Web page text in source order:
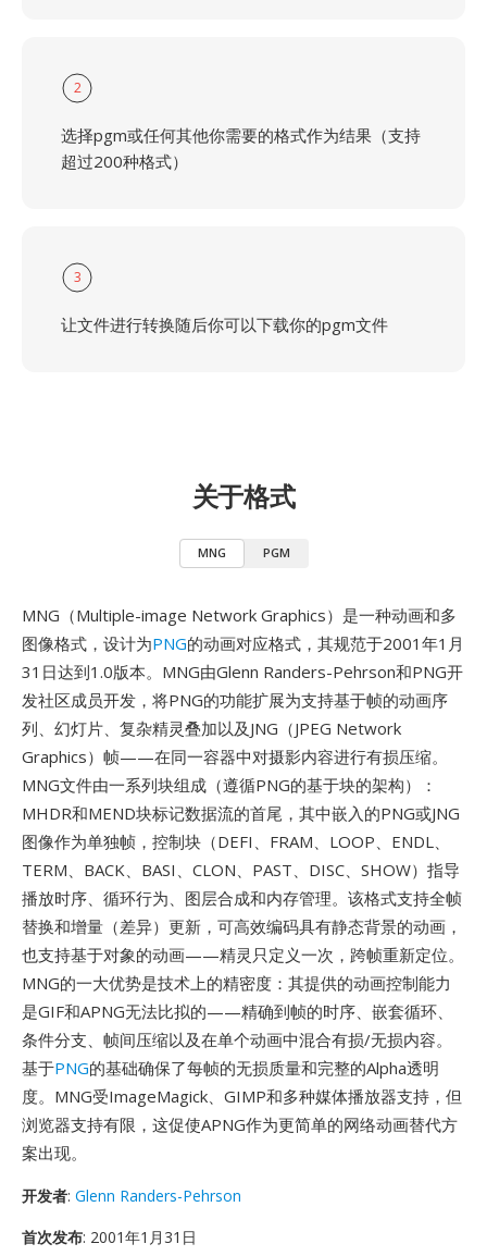
2
选择pgm或任何其他你需要的格式作为结果（支持
超过200种格式）
3
让文件进行转换随后你可以下载你的pgm文件
关于格式
MNG PGM
MNG（Multiple-image Network Graphics）是一种动画和多
图像格式，设计为PNG的动画对应格式，其规范于2001年1月
31日达到1.0版本。MNG由Glenn Randers-Pehrson和PNG开
发社区成员开发，将PNG的功能扩展为支持基于帧的动画序
列、幻灯片、复杂精灵叠加以及JNG（JPEG Network
Graphics）帧——在同一容器中对摄影内容进行有损压缩。
MNG文件由一系列块组成（遵循PNG的基于块的架构）：
MHDR和MEND块标记数据流的首尾，其中嵌入的PNG或JNG
图像作为单独帧，控制块（DEFI、FRAM、LOOP、ENDL、
TERM、BACK、BASI、CLON、PAST、DISC、SHOW）指导
播放时序、循环行为、图层合成和内存管理。该格式支持全帧
替换和增量（差异）更新，可高效编码具有静态背景的动画，
也支持基于对象的动画——精灵只定义一次，跨帧重新定位。
MNG的一大优势是技术上的精密度：其提供的动画控制能力
是GIF和APNG无法比拟的——精确到帧的时序、嵌套循环、
条件分支、帧间压缩以及在单个动画中混合有损/无损内容。
基于PNG的基础确保了每帧的无损质量和完整的Alpha透明
度。MNG受ImageMagick、GIMP和多种媒体播放器支持，但
浏览器支持有限，这促使APNG作为更简单的网络动画替代方
案出现。
开发者: Glenn Randers-Pehrson
首次发布: 2001年1月31日